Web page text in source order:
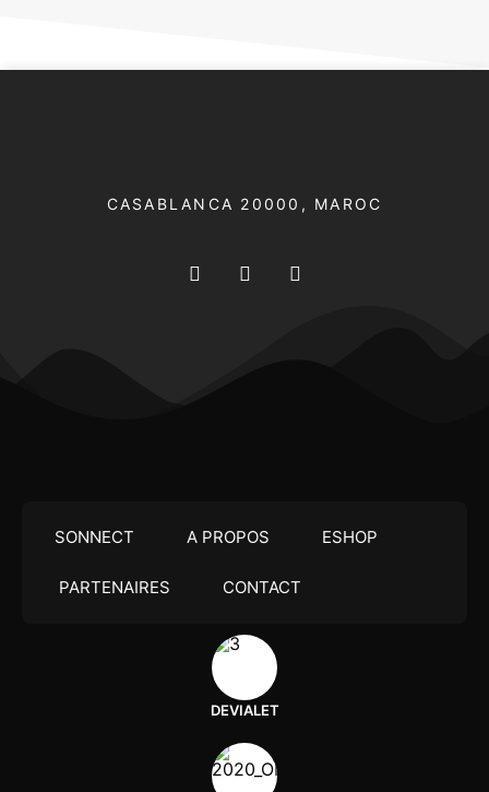
CASABLANCA 20000​, MAROC
SONNECT A PROPOS ESHOP
PARTENAIRES CONTACT
DEVIALET